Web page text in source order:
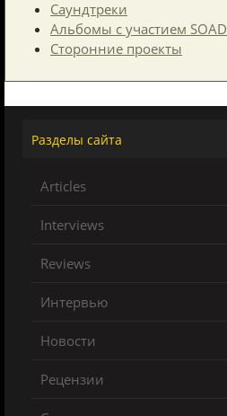
Саундтреки
Альбомы с участием SOAD
Сторонние проекты
Разделы сайта
Articles
Interviews
Reviews
Интервью
Новости
Рецензии